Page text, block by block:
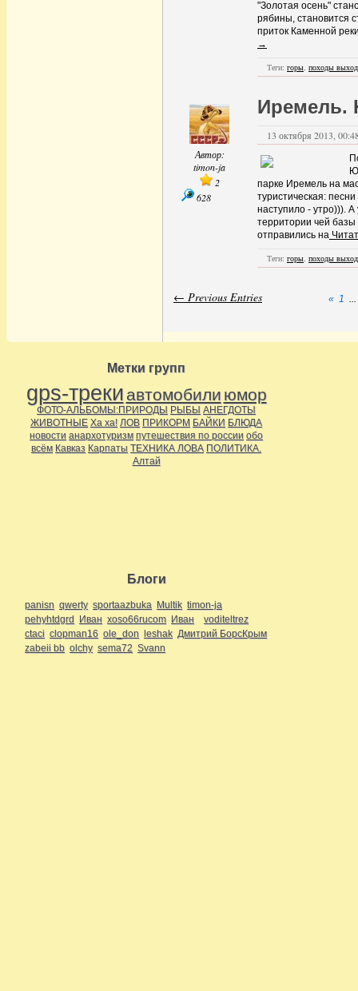
"Золотая осень"
рябины, становится
приток Каменной
→
Теги: горы, походы
Автор:
timon-ja
2
628
Иремель.
13 октября 2013,
парке Иремель на
туристическая:
наступило - утро))).
территории чей
отправились на
Теги: горы, походы
← Previous Entries « 1 ...
Метки групп
gps-треки автомобили юмор
ФОТО-АЛЬБОМЫ:ПРИРОДЫ РЫБЫ АНЕГДОТЫ
ЖИВОТНЫЕ Ха ха! ЛОВ ПРИКОРМ БАЙКИ БЛЮДА
новости анархотуризм путешествия по россии обо
всём Кавказ Карпаты ТЕХНИКА ЛОВА ПОЛИТИКА.
Алтай
Блоги
panisn qwerty sportaazbuka Multik timon-ja
pehyhtdgrd Иван xoso66rucom Иван
voditeltrez
ctaci clopman16 ole_don leshak Дмитрий БорсКрым
zabeii bb olchy sema72 Svann